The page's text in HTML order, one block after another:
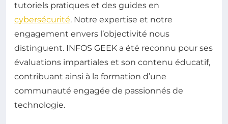
tutoriels pratiques et des guides en
cybersécurité. Notre expertise et notre
engagement envers l’objectivité nous
distinguent. INFOS GEEK a été reconnu pour ses
évaluations impartiales et son contenu éducatif,
contribuant ainsi à la formation d’une
communauté engagée de passionnés de
technologie.